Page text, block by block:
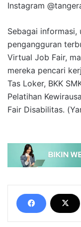
Instagram
Sebagai informasi,
pengangguran
Virtual Job Fair,
mereka pencari
Tas Loker, BKK
Pelatihan
Fair Disabilitas.